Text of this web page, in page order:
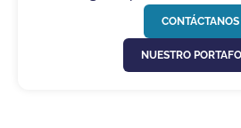
CONTÁCTANOS
NUESTRO